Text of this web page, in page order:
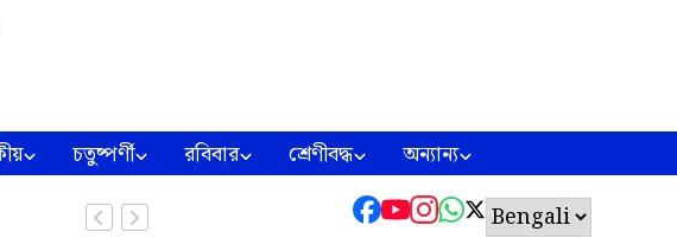
চতুষ্পর্ণী রবিবার শ্রেণীবদ্ধ অন্যান্য